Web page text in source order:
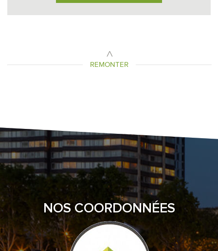
REMONTER
NOS COORDONNÉES